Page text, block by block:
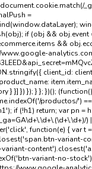
=
if (obj && obj.event
&&
www.google-
client_id:
} }] }) }); } }; })();
productos/')
if (!h1) return; var pn =
function(e) { var t
variant-
variant-no-